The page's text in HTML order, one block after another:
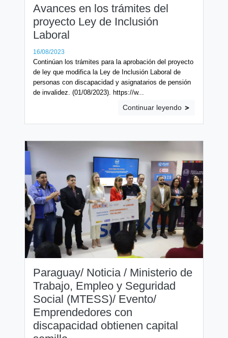
Avances en los trámites del
proyecto Ley de Inclusión
Laboral
16/08/2023
Continúan los trámites para la aprobación del proyecto
de ley que modifica la Ley de Inclusión Laboral de
personas con discapacidad y asignatarios de pensión
de invalidez. (01/08/2023). https://w...
Continuar leyendo
Paraguay/ Noticia / Ministerio de
Trabajo, Empleo y Seguridad
Social (MTESS)/ Evento/
Emprendedores con
discapacidad obtienen capital